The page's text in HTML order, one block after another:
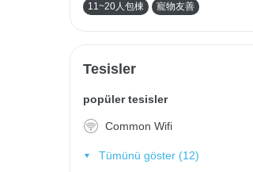
11~20人包棟
寵物友善
Tesisler
popüler tesisler
Common Wifi
Tümünü göster (12)